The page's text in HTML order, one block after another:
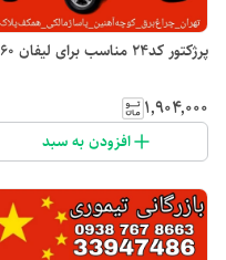
پرژکتور کد۲۴ مناسب برای لیفان x60
۱٬۹۰۴٬۰۰۰
افزودن به سبد